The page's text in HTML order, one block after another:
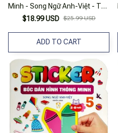
Minh - Song Ngữ Anh-Việt - Tập
1
$18.99 USD $25.99 USD
ADD TO CART